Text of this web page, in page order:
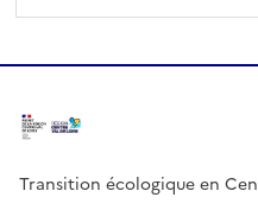
Transition écologique en